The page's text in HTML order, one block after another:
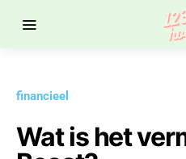
financieel
Wat is het